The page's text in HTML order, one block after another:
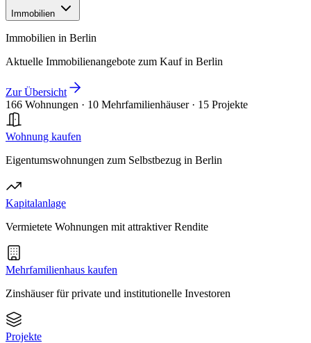
Immobilien
Immobilien in Berlin
Aktuelle Immobilienangebote zum Kauf in Berlin
Zur Übersicht
166 Wohnungen · 10 Mehrfamilienhäuser · 15 Projekte
Wohnung kaufen
Eigentumswohnungen zum Selbstbezug in Berlin
Kapitalanlage
Vermietete Wohnungen mit attraktiver Rendite
Mehrfamilienhaus kaufen
Zinshäuser für private und institutionelle Investoren
Projekte